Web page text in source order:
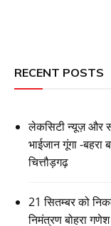
RECENT POSTS
लेकसिटी न्यूज़ और
भाईजान गूंगा -
चित्तौड़गढ़
21 सितम्बर को
निमंत्रण बोहरा